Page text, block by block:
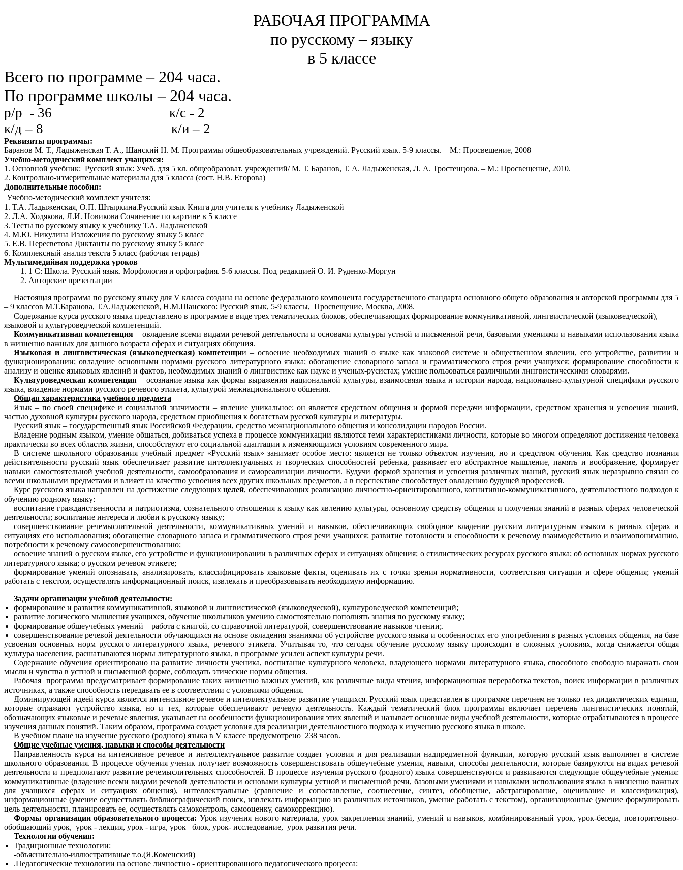
РАБОЧАЯ ПРОГРАММА
по русскому – языку
в 5 классе
Всего по программе – 204 часа.
По программе школы – 204 часа.
р/р - 36 к/с - 2
к/д – 8 к/и – 2
Реквизиты программы:
Баранов М. Т., Ладыженская Т. А., Шанский Н. М. Программы общеобразовательных учреждений. Русский язык. 5-9 классы. – М.: Просвещение, 2008
Учебно-методический комплект учащихся:
1. Основной учебник: Русский язык: Учеб. для 5 кл. общеобразоват. учреждений/ М. Т. Баранов, Т. А. Ладыженская, Л. А. Тростенцова. – М.: Просвещение, 2010.
2. Контрольно-измерительные материалы для 5 класса (сост. Н.В. Егорова)
Дополнительные пособия:
Учебно-методический комплект учителя:
1. Т.А. Ладыженская, О.П. Штыркина.Русский язык Книга для учителя к учебнику Ладыженской
2. Л.А. Ходякова, Л.И. Новикова Сочинение по картине в 5 классе
3. Тесты по русскому языку к учебнику Т.А. Ладыженской
4. М.Ю. Никулина Изложения по русскому языку 5 класс
5. Е.В. Пересветова Диктанты по русскому языку 5 класс
6. Комплексный анализ текста 5 класс (рабочая тетрадь)
Мультимедийная поддержка уроков
1 С: Школа. Русский язык. Морфология и орфография. 5-6 классы. Под редакцией О. И. Руденко-Моргун
Авторские презентации
Настоящая программа по русскому языку для V класса создана на основе федерального компонента государственного стандарта основного общего образования и авторской программы для 5
– 9 классов М.Т.Баранова, Т.А.Ладыженской, Н.М.Шанского: Русский язык, 5-9 классы, Просвещение, Москва, 2008.
Содержание курса русского языка представлено в программе в виде трех тематических блоков, обеспечивающих формирование коммуникативной, лингвистической (языковедческой),
языковой и культуроведческой компетенций.
Коммуникативная компетенция – овладение всеми видами речевой деятельности и основами культуры устной и письменной речи, базовыми умениями и навыками использования языка
в жизненно важных для данного возраста сферах и ситуациях общения.
Языковая и лингвистическая (языковедческая) компетенции – освоение необходимых знаний о языке как знаковой системе и общественном явлении, его устройстве, развитии и
функционировании; овладение основными нормами русского литературного языка; обогащение словарного запаса и грамматического строя речи учащихся; формирование способности к
анализу и оценке языковых явлений и фактов, необходимых знаний о лингвистике как науке и ученых-русистах; умение пользоваться различными лингвистическими словарями.
Культуроведческая компетенция – осознание языка как формы выражения национальной культуры, взаимосвязи языка и истории народа, национально-культурной специфики русского
языка, владение нормами русского речевого этикета, культурой межнационального общения.
Общая характеристика учебного предмета
Язык – по своей специфике и социальной значимости – явление уникальное: он является средством общения и формой передачи информации, средством хранения и усвоения знаний,
частью духовной культуры русского народа, средством приобщения к богатствам русской культуры и литературы.
Русский язык – государственный язык Российской Федерации, средство межнационального общения и консолидации народов России.
Владение родным языком, умение общаться, добиваться успеха в процессе коммуникации являются теми характеристиками личности, которые во многом определяют достижения человека
практически во всех областях жизни, способствуют его социальной адаптации к изменяющимся условиям современного мира.
В системе школьного образования учебный предмет «Русский язык» занимает особое место: является не только объектом изучения, но и средством обучения. Как средство познания
действительности русский язык обеспечивает развитие интеллектуальных и творческих способностей ребенка, развивает его абстрактное мышление, память и воображение, формирует
навыки самостоятельной учебной деятельности, самообразования и самореализации личности. Будучи формой хранения и усвоения различных знаний, русский язык неразрывно связан со
всеми школьными предметами и влияет на качество усвоения всех других школьных предметов, а в перспективе способствует овладению будущей профессией.
Курс русского языка направлен на достижение следующихцелей, обеспечивающих реализацию личностно-ориентированного, когнитивно-коммуникативного, деятельностного подходов к
обучению родному языку:
воспитание гражданственности и патриотизма, сознательного отношения к языку как явлению культуры, основному средству общения и получения знаний в разных сферах человеческой
деятельности; воспитание интереса и любви к русскому языку;
совершенствование речемыслительной деятельности, коммуникативных умений и навыков, обеспечивающих свободное владение русским литературным языком в разных сферах и
ситуациях его использования; обогащение словарного запаса и грамматического строя речи учащихся; развитие готовности и способности к речевому взаимодействию и взаимопониманию,
потребности к речевому самосовершенствованию;
освоение знаний о русском языке, его устройстве и функционировании в различных сферах и ситуациях общения; о стилистических ресурсах русского языка; об основных нормах русского
литературного языка; о русском речевом этикете;
формирование умений опознавать, анализировать, классифицировать языковые факты, оценивать их с точки зрения нормативности, соответствия ситуации и сфере общения; умений
работать с текстом, осуществлять информационный поиск, извлекать и преобразовывать необходимую информацию.
Задачи организации учебной деятельности:
формирование и развития коммуникативной, языковой и лингвистической (языковедческой), культуроведческой компетенций;
развитие логического мышления учащихся, обучение школьников умению самостоятельно пополнять знания по русскому языку;
формирование общеучебных умений – работа с книгой, со справочной литературой, совершенствование навыков чтении;.
совершенствование речевой деятельности обучающихся на основе овладения знаниями об устройстве русского языка и особенностях его употребления в разных условиях общения, на базе
усвоения основных норм русского литературного языка, речевого этикета. Учитывая то, что сегодня обучение русскому языку происходит в сложных условиях, когда снижается общая
культура населения, расшатываются нормы литературного языка, в программе усилен аспект культуры речи.
Содержание обучения ориентировано на развитие личности ученика, воспитание культурного человека, владеющего нормами литературного языка, способного свободно выражать свои
мысли и чувства в устной и письменной форме, соблюдать этические нормы общения.
Рабочая программа предусматривает формирование таких жизненно важных умений, как различные виды чтения, информационная переработка текстов, поиск информации в различных
источниках, а также способность передавать ее в соответствии с условиями общения.
Доминирующей идеей курса является интенсивное речевое и интеллектуальное развитие учащихся. Русский язык представлен в программе перечнем не только тех дидактических единиц,
которые отражают устройство языка, но и тех, которые обеспечивают речевую деятельность. Каждый тематический блок программы включает перечень лингвистических понятий,
обозначающих языковые и речевые явления, указывает на особенности функционирования этих явлений и называет основные виды учебной деятельности, которые отрабатываются в процессе
изучения данных понятий. Таким образом, программа создает условия для реализации деятельностного подхода к изучению русского языка в школе.
В учебном плане на изучение русского (родного) языка в V классе предусмотрено 238 часов.
Общие учебные умения, навыки и способы деятельности
Направленность курса на интенсивное речевое и интеллектуальное развитие создает условия и для реализации надпредметной функции, которую русский язык выполняет в системе
школьного образования. В процессе обучения ученик получает возможность совершенствовать общеучебные умения, навыки, способы деятельности, которые базируются на видах речевой
деятельности и предполагают развитие речемыслительных способностей. В процессе изучения русского (родного) языка совершенствуются и развиваются следующие общеучебные умения:
коммуникативные (владение всеми видами речевой деятельности и основами культуры устной и письменной речи, базовыми умениями и навыками использования языка в жизненно важных
для учащихся сферах и ситуациях общения), интеллектуальные (сравнение и сопоставление, соотнесение, синтез, обобщение, абстрагирование, оценивание и классификация),
информационные (умение осуществлять библиографический поиск, извлекать информацию из различных источников, умение работать с текстом), организационные (умение формулировать
цель деятельности, планировать ее, осуществлять самоконтроль, самооценку, самокоррекцию).
Формы организации образовательного процесса: Урок изучения нового материала, урок закрепления знаний, умений и навыков, комбинированный урок, урок-беседа, повторительно-
обобщающий урок, урок - лекция, урок - игра, урок –блок, урок- исследование, урок развития речи.
Технологии обучения:
Традиционные технологии:
-объяснительно-иллюстративные т.о.(Я.Коменский)
.Педагогические технологии на основе личностно - ориентированного педагогического процесса: